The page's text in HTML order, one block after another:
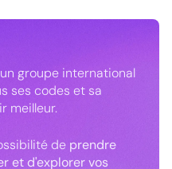
groupe international
ses codes et sa
meilleur.
de prendre
et d'explorer vos